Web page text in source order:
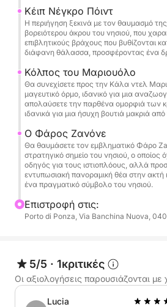
προστατευόμενο νησί, μέρος
Circeo, και η επίσκεψή του
ένα αρχέγονο περιβάλλον,
φρενίτιδα, όπου η φύση
δύναμη και το μεγαλείο. Αυτή η
ιδανική για όσους αναζητούν
χαλάρωσης, σε συνδυασμό με
της ανακάλυψης μυστικών
καθοδηγήσει σε αυτή την
εξασφαλίζοντας την άνεση
ενώ απολαμβάνετε κάθε
μοναδικής αποστολής.
Κέιπ Νέγκρο Πόιντ
Η περιήγηση ξεκινά με τον θαυμασμό
βορειότερου άκρου του νησιού, που
επιβλητικούς βράχους που βυθίζονται
διάφανη θάλασσα, προσφέροντας ένα
Κόλπος του Μαριουόλο
Θα συνεχίσετε προς την Κάλα ντελ
μαγευτικό όρμο, ιδανικό για μια
απολαύσετε την παρθένα ομορφιά των
ιδανικά για μια ήσυχη βουτιά μακριά
Ο Φάρος Ζανόνε
Θα θαυμάσετε τον εμβληματικό Φάρο
στρατηγικό σημείο του νησιού, ο οποίος
οδηγός για τους ιστιοπλόους, αλλά
εντυπωσιακή πανοραμική θέα στην
ένα πραγματικό σύμβολο του νησιού.
Επιστροφή στις:
Porto di Ponza, Via Banchina Nuova,
5/5 · 1κριτικές
Οι αξιολογήσεις παρουσιάζονται με
Lucia